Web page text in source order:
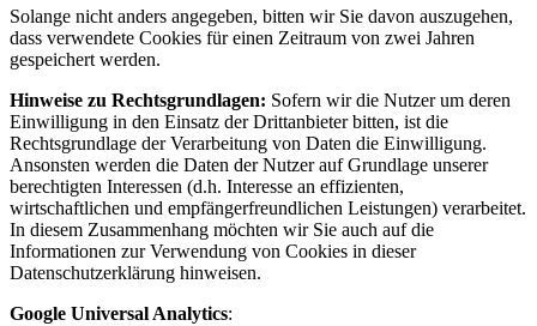
Solange nicht anders angegeben, bitten wir Sie davon auszugehen,
dass verwendete Cookies für einen Zeitraum von zwei Jahren
gespeichert werden.
Hinweise zu Rechtsgrundlagen: Sofern wir die Nutzer um deren
Einwilligung in den Einsatz der Drittanbieter bitten, ist die
Rechtsgrundlage der Verarbeitung von Daten die Einwilligung.
Ansonsten werden die Daten der Nutzer auf Grundlage unserer
berechtigten Interessen (d.h. Interesse an effizienten,
wirtschaftlichen und empfängerfreundlichen Leistungen) verarbeitet.
In diesem Zusammenhang möchten wir Sie auch auf die
Informationen zur Verwendung von Cookies in dieser
Datenschutzerklärung hinweisen.
Google Universal Analytics: